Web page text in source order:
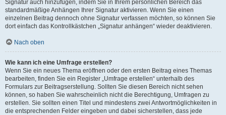
Signatur auch hinzufügen, indem Sie in Ihrem persönlichen Bereich das
standardmäßige Anhängen Ihrer Signatur aktivieren. Wenn Sie einen
einzelnen Beitrag dennoch ohne Signatur verfassen möchten, so können Sie
dort einfach das Kontrollkästchen „Signatur anhängen“ wieder deaktivieren.
Nach oben
Wie kann ich eine Umfrage erstellen?
Wenn Sie ein neues Thema eröffnen oder den ersten Beitrag eines Themas
bearbeiten, finden Sie ein Register „Umfrage erstellen“ unterhalb des
Formulars zur Beitragserstellung. Sollten Sie diesen Bereich nicht sehen
können, so haben Sie wahrscheinlich nicht die Berechtigung, Umfragen zu
erstellen. Sie sollten einen Titel und mindestens zwei Antwortmöglichkeiten in
die entsprechenden Felder eingeben und dabei sicherstellen, dass jede